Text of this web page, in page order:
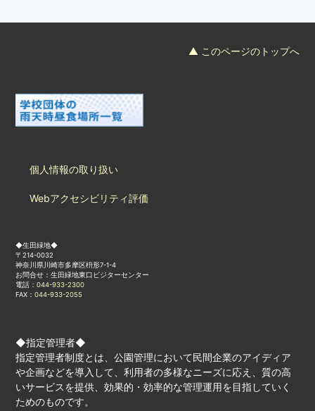
▲ このページのトップへ
個人情報の取り扱い
Webアクセシビリティ評価
◆生田緑地◆
〒214-0032
神奈川県川崎市多摩区枡形7-1-4
お問合せ：生田緑地東口ビジターセンター
電話：044-933-2300
FAX：044-933-2055
◆指定管理者◆
指定管理者制度とは、公園管理において民間企業のアイディア
や企画などを導入して、利用者の多様なニーズに応え、質の高
いサービスを提供、効果的・効率的な管理運用を目指していく
ためのものです。